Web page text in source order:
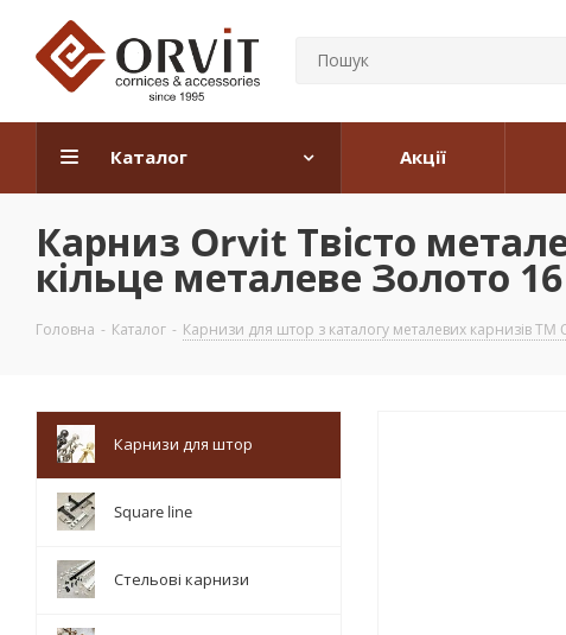
Каталог Акції
Карниз Orvit Твісто
кільце металеве Золото
Головна - Каталог - Карнизи для штор з каталогу металевих карнизів TM
Карнизи для штор
Square line
Стельові карнизи